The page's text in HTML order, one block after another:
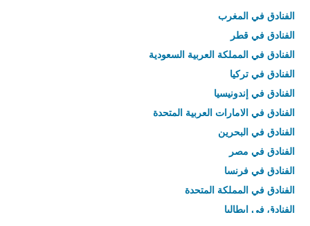
الفنادق في المغرب
الفنادق في قطر
الفنادق في المملكة العربية السعودية
الفنادق في تركيا
الفنادق في إندونيسيا
الفنادق في الامارات العربية المتحدة
الفنادق في البحرين
الفنادق في مصر
الفنادق في فرنسا
الفنادق في المملكة المتحدة
الفنادق في إيطاليا